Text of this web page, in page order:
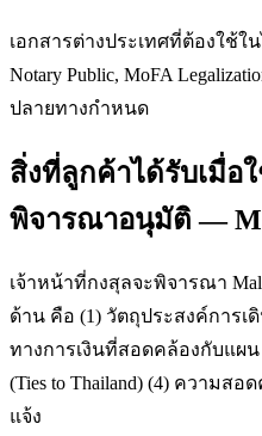
เอกสารต่างประเทศที่ต้องใช้ใ
Notary Public, MoFA
ปลายทางกำหนด
สิ่งที่ลูกค้าได้รับเมื่อ
พิจารณาอนุมัติ —
เจ้าหน้าที่กงสุลจะพิจารณา
ด้าน คือ (1) วัตถุประสงค์การเ
ทางการเงินที่สอดคล้องกับแผ
(Ties to Thailand) (4) ความส
แจ้ง